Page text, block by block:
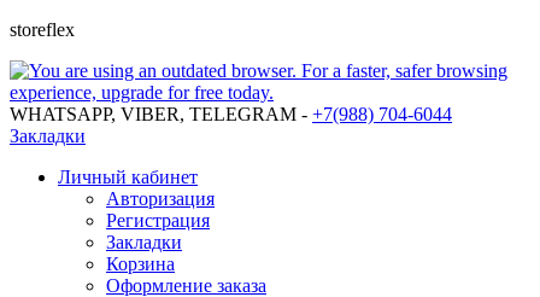
storeflex
WHATSAPP, VIBER, TELEGRAM - +7(988) 704-6044
Закладки
Личный кабинет
Авторизация
Регистрация
Закладки
Корзина
Оформление заказа